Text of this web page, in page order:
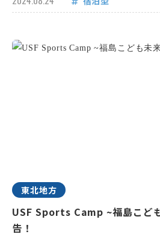
東北地方
USF Sports Camp ~福島こど
告！